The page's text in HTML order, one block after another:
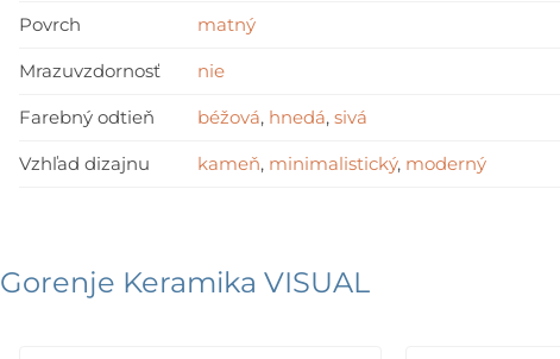
Povrch matný
Mrazuvzdornosť nie
Farebný odtieň béžová, hnedá, sivá
Vzhľad dizajnu kameň, minimalistický, moderný
Gorenje Keramika VISUAL